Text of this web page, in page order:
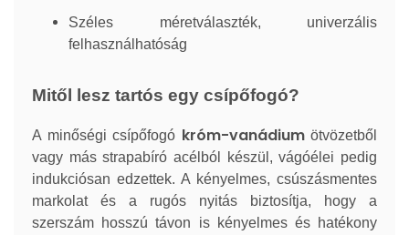
Széles méretválaszték, univerzális
felhasználhatóság
Mitől lesz tartós egy csípőfogó?
A minőségi csípőfogó króm-vanádiumötvözetből
vagy más strapabíró acélból készül, vágóélei pedig
indukciósan edzettek. A kényelmes, csúszásmentes
markolat és a rugós nyitás biztosítja, hogy a
szerszám hosszú távon is kényelmes és hatékony